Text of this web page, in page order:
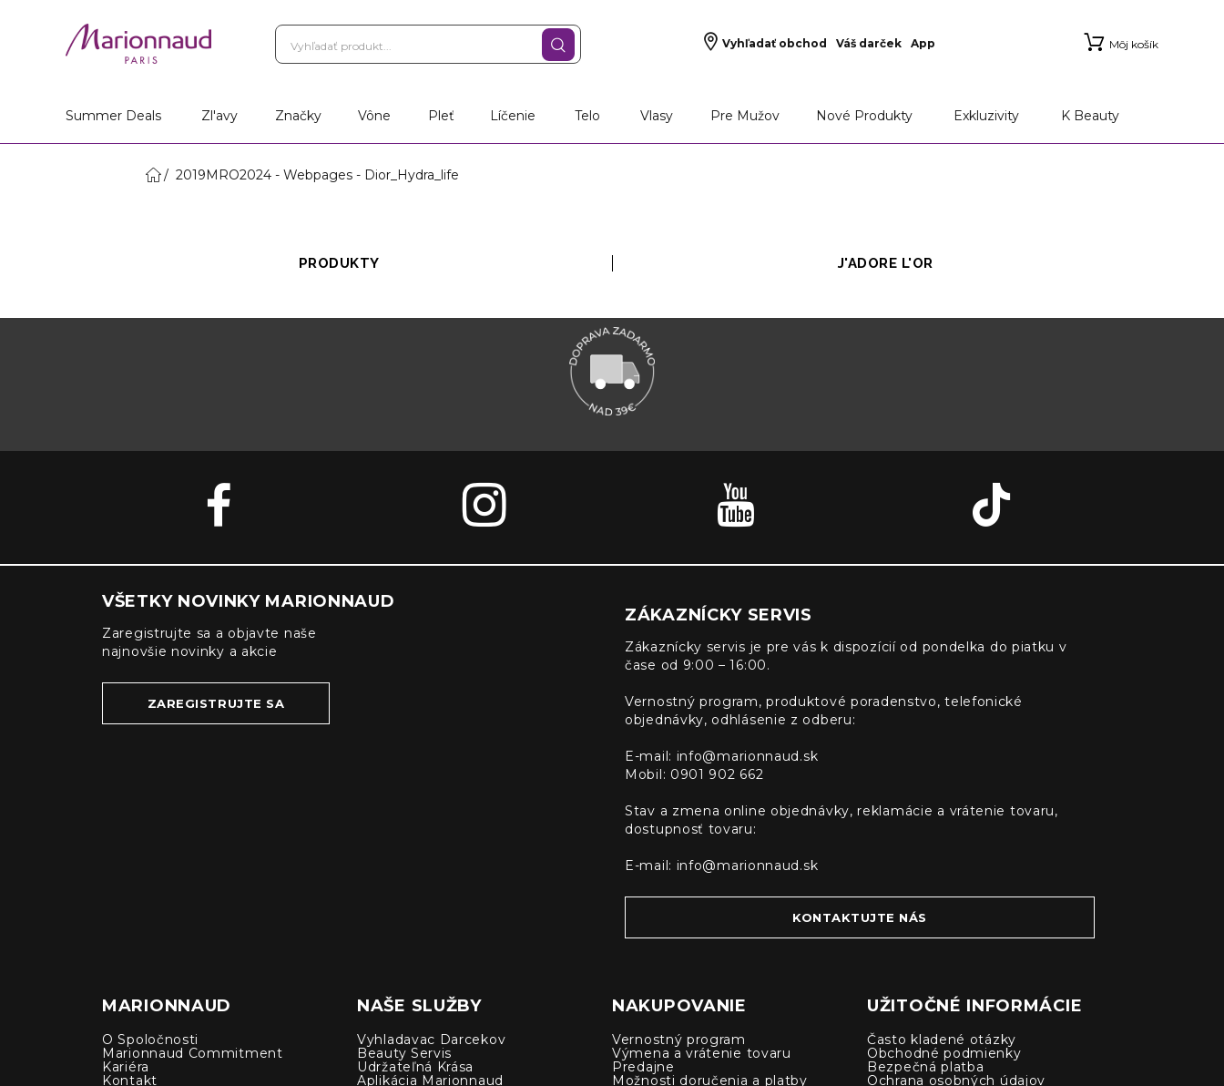
Vyhľadať obchod Váš darček App Môj košík
Summer Deals Zl'avy Značky Vône Pleť Líčenie Telo Vlasy Pre Mužov Nové Produkty Exkluzivity K Beauty
2019MRO2024 - Webpages - Dior_Hydra_life
PRODUKTY J'ADORE L'OR
VŠETKY NOVINKY MARIONNAUD
Zaregistrujte sa a objavte naše
najnovšie novinky a akcie
ZAREGISTRUJTE SA
ZÁKAZNÍCKY SERVIS
Zákaznícky servis je pre vás k dispozícií od pondelka do piatku v
čase od 9:00 – 16:00.
Vernostný program, produktové poradenstvo, telefonické
objednávky, odhlásenie z odberu:
E-mail: info@marionnaud.sk
Mobil: 0901 902 662
Stav a zmena online objednávky, reklamácie a vrátenie tovaru,
dostupnosť tovaru:
E-mail: info@marionnaud.sk
KONTAKTUJTE NÁS
MARIONNAUD
O Spoločnosti
Marionnaud Commitment
Kariéra
Kontakt
NAŠE SLUŽBY
Vyhladavac Darcekov
Beauty Servis
Udržateľná Krása
Aplikácia Marionnaud
NAKUPOVANIE
Vernostný program
Výmena a vrátenie tovaru
Predajne
Možnosti doručenia a platby
UŽITOČNÉ INFORMÁCIE
Často kladené otázky
Obchodné podmienky
Bezpečná platba
Ochrana osobných údajov